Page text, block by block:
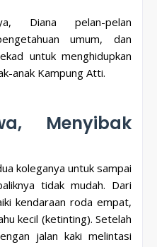
Diana pelan-pelan
umum, dan
untuk menghidupkan
anak Kampung Atti.
Menyibak
koleganya untuk sampai
tidak mudah. Dari
kendaraan roda empat,
kecil (ketinting). Setelah
jalan kaki melintasi